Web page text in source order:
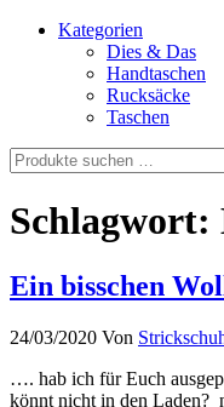
Kategorien
Dies & Das
Handtaschen
Rucksäcke
Taschen
Schlagwort:
Ein bisschen
24/03/2020 Von
…. hab ich für Euch
könnt nicht in den Laden?